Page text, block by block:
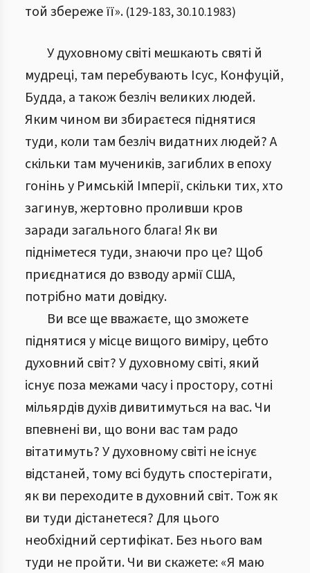
той збереже її». (129-183,30.10.1983)
У духовному світі мешкають святі й
мудреці, там перебувають Ісус, Конфуцій,
Будда, а також безліч великих людей.
Яким чином ви збираєтеся піднятися
туди, коли там безліч видатних людей? А
скільки там мучеників, загиблих в епоху
гонінь у Римській Імперії, скільки тих, хто
загинув, жертовно проливши кров
заради загального блага! Як ви
підніметеся туди, знаючи про це? Щоб
приєднатися до взводу армії США,
потрібно мати довідку.
Ви все ще вважаєте, що зможете
піднятися у місце вищого виміру, цебто
духовний світ? У духовному світі, який
існує поза межами часу і простору, сотні
мільярдів духів дивитимуться на вас. Чи
впевнені ви, що вони вас там радо
вітатимуть? У духовному світі не існує
відстаней, тому всі будуть спостерігати,
як ви переходите в духовний світ. Тож як
ви туди дістанетеся? Для цього
необхідний сертифікат. Без нього вам
туди не пройти. Чи ви скажете: «Я маю